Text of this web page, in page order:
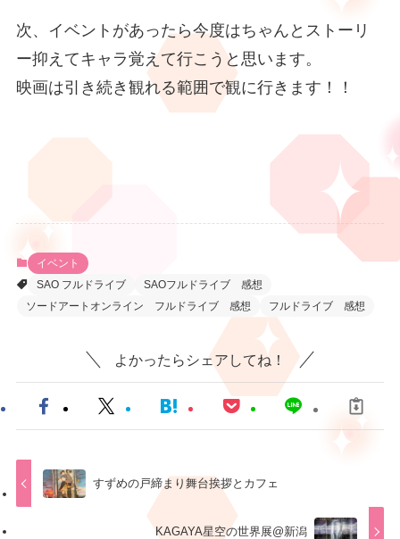
次、イベントがあったら今度はちゃんとストーリ
ー抑えてキャラ覚えて行こうと思います。
映画は引き続き観れる範囲で観に行きます！！
イベント
SAO フルドライブ
SAOフルドライブ 感想
ソードアートオンライン フルドライブ 感想
フルドライブ 感想
よかったらシェアしてね！
すずめの戸締まり舞台挨拶とカフェ
KAGAYA星空の世界展@新潟